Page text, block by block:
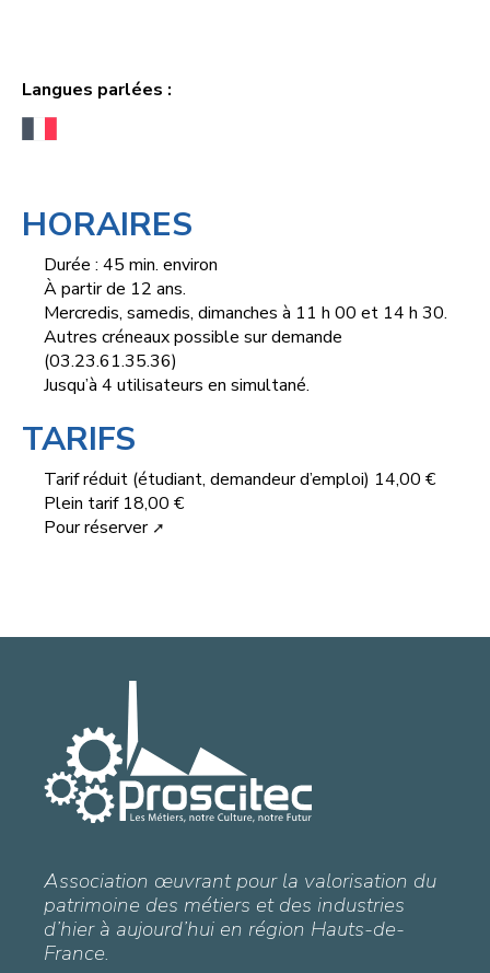
Langues parlées :
HORAIRES
Durée : 45 min. environ
À partir de 12 ans.
Mercredis, samedis, dimanches à 11 h 00 et 14 h 30.
Autres créneaux possible sur demande
(03.23.61.35.36)
Jusqu’à 4 utilisateurs en simultané.
TARIFS
Tarif réduit (étudiant, demandeur d’emploi) 14,00 €
Plein tarif 18,00 €
Pour réserver
Association œuvrant pour la valorisation du
patrimoine des métiers et des industries
d’hier à aujourd’hui en région Hauts-de-
France.